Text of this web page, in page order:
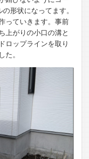
形状になってます。
っていきます。事前
上がりの小口の溝と
ロップラインを取り
。